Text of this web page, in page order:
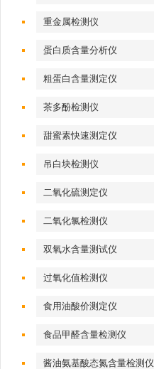
重金属检测仪
蛋白质含量分析仪
粗蛋白含量测定仪
茶多酚检测仪
甜蜜素快速测定仪
吊白块检测仪
二氧化硫测定仪
二氧化氯检测仪
双氧水含量测试仪
过氧化值检测仪
食用油酸价测定仪
食品甲醛含量检测仪
酱油氨基酸态氮含量检测仪